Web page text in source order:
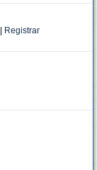
Registrar